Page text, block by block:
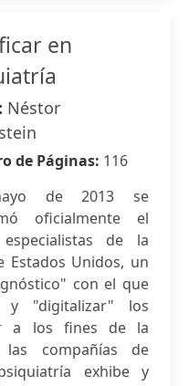
en
Néstor
de Páginas: 116
de 2013 se
oficialmente el
de la
Estados Unidos, un
con el que
y "digitalizar" los
a los fines de la
compañías de
exhibe y